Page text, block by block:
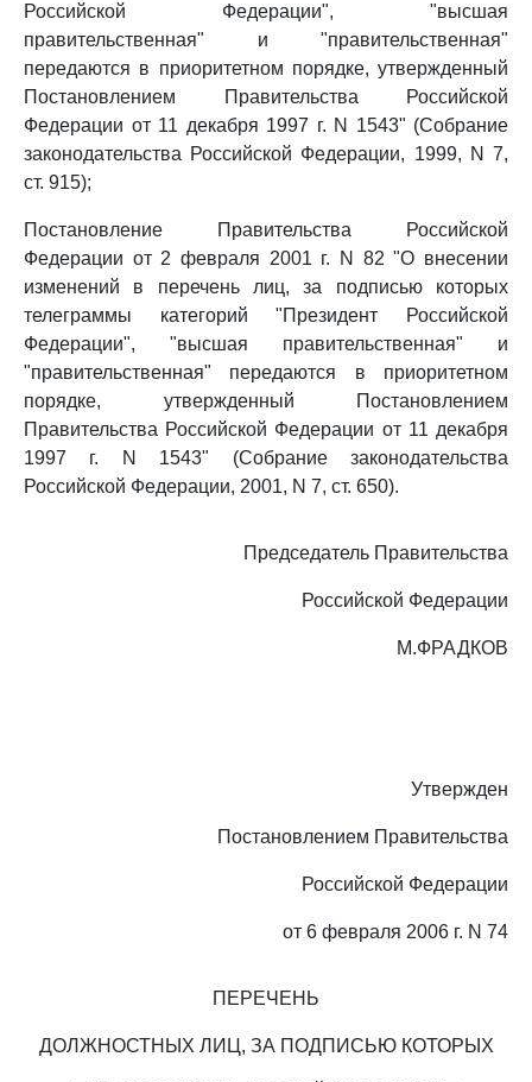
Российской Федерации", "высшая
правительственная" и "правительственная"
передаются в приоритетном порядке, утвержденный
Постановлением Правительства Российской
Федерации от 11 декабря 1997 г. N 1543" (Собрание
законодательства Российской Федерации, 1999, N 7,
ст. 915);
Постановление Правительства Российской
Федерации от 2 февраля 2001 г. N 82 "О внесении
изменений в перечень лиц, за подписью которых
телеграммы категорий "Президент Российской
Федерации", "высшая правительственная" и
"правительственная" передаются в приоритетном
порядке, утвержденный Постановлением
Правительства Российской Федерации от 11 декабря
1997 г. N 1543" (Собрание законодательства
Российской Федерации, 2001, N 7, ст. 650).
Председатель Правительства
Российской Федерации
М.ФРАДКОВ
Утвержден
Постановлением Правительства
Российской Федерации
от 6 февраля 2006 г. N 74
ПЕРЕЧЕНЬ
ДОЛЖНОСТНЫХ ЛИЦ, ЗА ПОДПИСЬЮ КОТОРЫХ